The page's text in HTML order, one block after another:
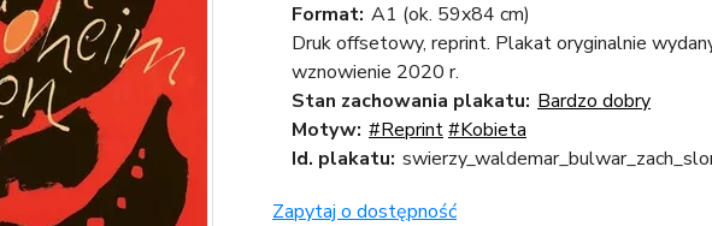
Format: A1 (ok. 59x84 cm)
Druk offsetowy, reprint. Plakat oryginalnie
wznowienie 2020 r.
Stan zachowania plakatu: Bardzo dobry
Motyw: #Reprint#Kobieta
Id. plakatu:
Zapytaj o dostępność